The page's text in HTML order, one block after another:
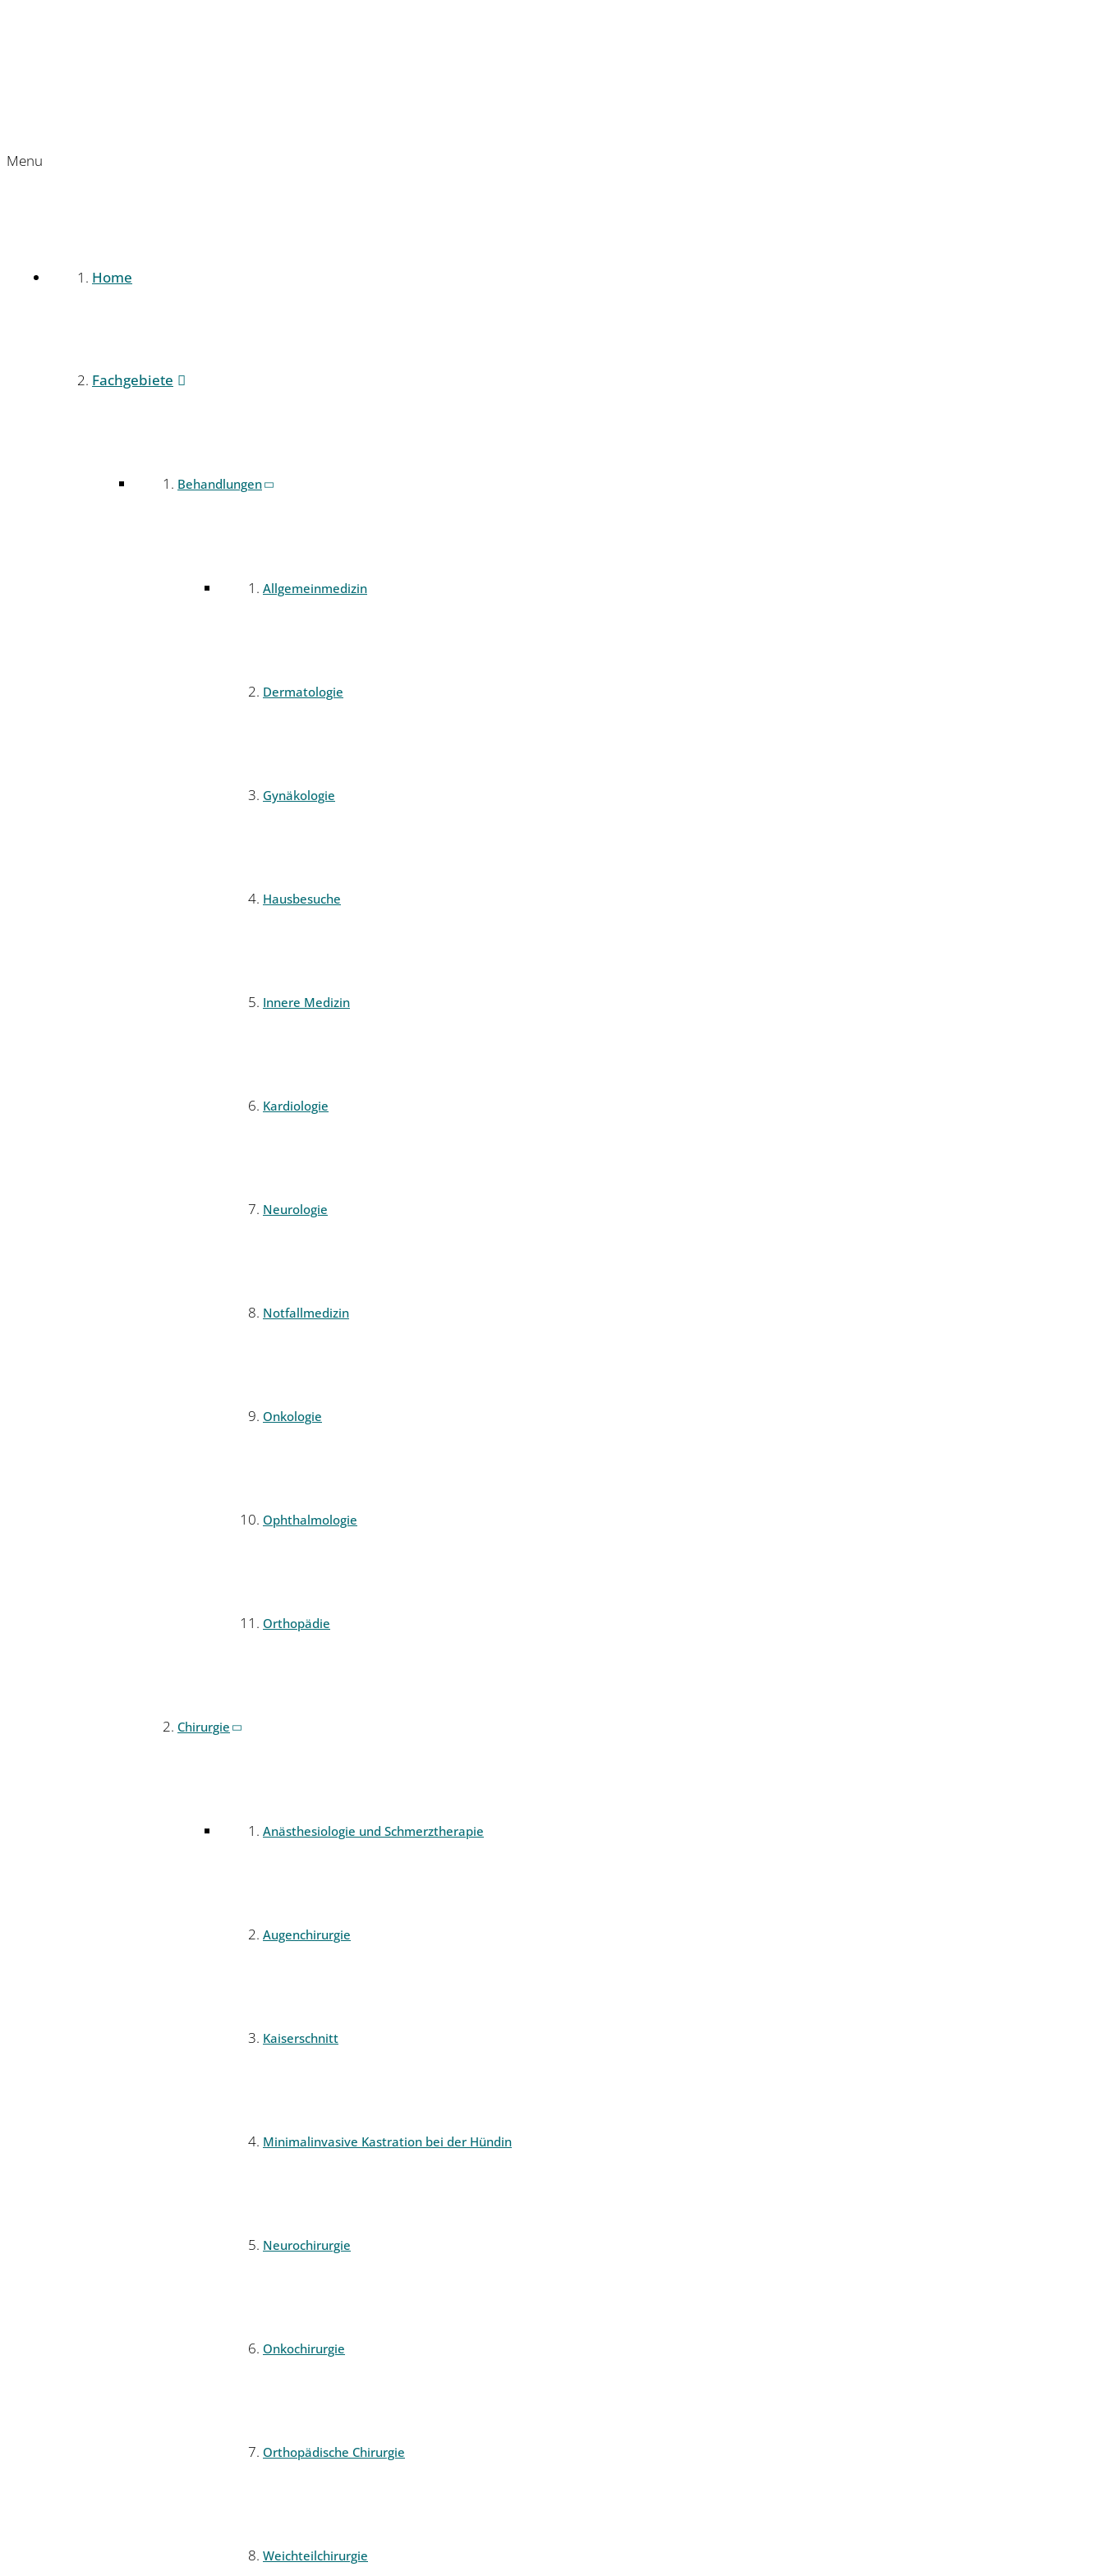
Menu
Home
Fachgebiete
Behandlungen
Allgemeinmedizin
Dermatologie
Gynäkologie
Hausbesuche
Innere Medizin
Kardiologie
Neurologie
Notfallmedizin
Onkologie
Ophthalmologie
Orthopädie
Chirurgie
Anästhesiologie und Schmerztherapie
Augenchirurgie
Kaiserschnitt
Minimalinvasive Kastration bei der Hündin
Neurochirurgie
Onkochirurgie
Orthopädische Chirurgie
Weichteilchirurgie